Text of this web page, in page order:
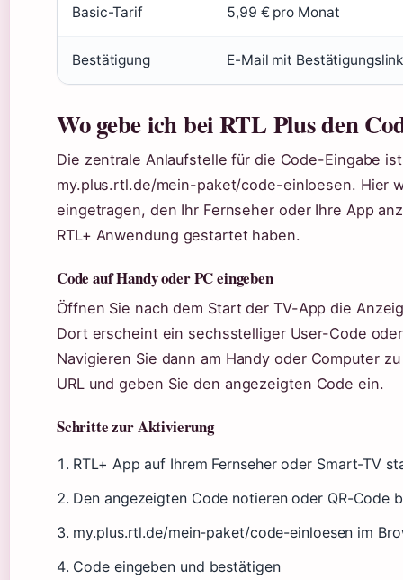
Basic-Tarif 5,99 € pro Monat
Bestätigung E-Mail mit Bestätigungslink
Wo gebe ich bei RTL Plus den
Die zentrale Anlaufstelle für die Code-Eingabe
my.plus.rtl.de/mein-paket/code-einloesen. Hier
eingetragen, den Ihr Fernseher oder Ihre App
RTL+ Anwendung gestartet haben.
Code auf Handy oder PC eingeben
Öffnen Sie nach dem Start der TV-App die
Dort erscheint ein sechsstelliger User-Code
Navigieren Sie dann am Handy oder Computer
URL und geben Sie den angezeigten Code ein.
Schritte zur Aktivierung
RTL+ App auf Ihrem Fernseher oder Smart-TV
Den angezeigten Code notieren oder QR-Code
my.plus.rtl.de/mein-paket/code-einloesen im
Code eingeben und bestätigen